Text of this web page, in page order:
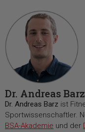
Dr. Andreas Barz
Dr. Andreas Barz ist
Sportwissenschaftler.
BSA-Akademie und der